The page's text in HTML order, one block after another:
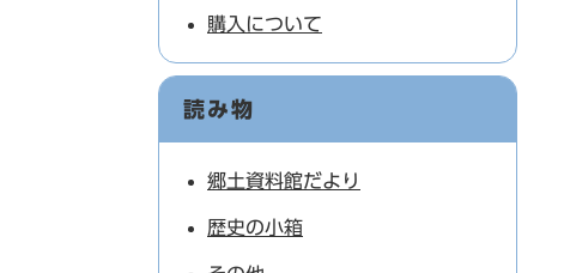
購入について
読み物
郷土資料館だより
歴史の小箱